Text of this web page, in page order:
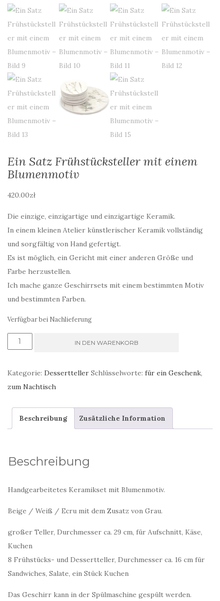
Ein Satz Frühstücksteller mit einem
Blumenmotiv
420.00zł
Die einzige, einzigartige und einzigartige Keramik.
In einem kleinen Atelier künstlerischer Keramik vollständig
und sorgfältig von Hand gefertigt.
Es ist möglich, ein Gericht mit einer anderen Größe und
Farbe herzustellen.
Ich mache ganze Geschirrsets mit einem bestimmten Motiv
und bestimmten Farben.
Verfügbar bei Nachlieferung
Blumenmotiv
Menge
IN DEN WARENKORB
Kategorie: Dessertteller Schlüsselworte: für ein Geschenk,
zum Nachtisch
Beschreibung Zusätzliche Information
Beschreibung
Handgearbeitetes Keramikset mit Blumenmotiv.
Beige / Weiß / Ecru mit dem Zusatz von Grau.
großer Teller, Durchmesser ca. 29 cm, für Aufschnitt, Käse,
Kuchen
8 Frühstücks- und Dessertteller, Durchmesser ca. 16 cm für
Sandwiches, Salate, ein Stück Kuchen
Das Geschirr kann in der Spülmaschine gespült werden.